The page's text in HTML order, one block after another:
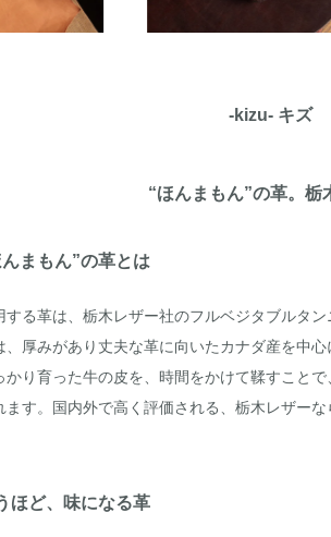
-kizu- キズ
“ほんまもん”の革。栃
んまもん”の革とは
する革は、栃木レザー社のフルベジタブルタ
、厚みがあり丈夫な革に向いたカナダ産を中心
かり育った牛の皮を、時間をかけて鞣すこと
ます。国内外で高く評価される、栃木レザーな
ほど、味になる革